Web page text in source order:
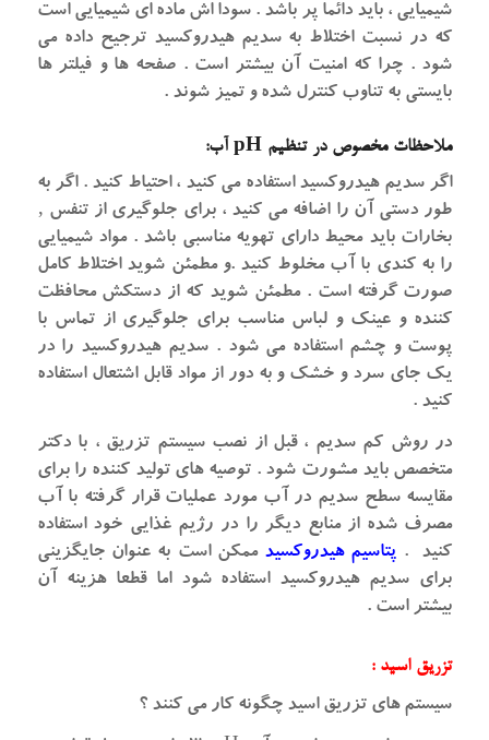
شیمیایی ، باید دائما پر باشد . سودا اش ماده ای شیمیایی است
که در نسبت اختلاط به سدیم هیدروکسید ترجیح داده می
شود . چرا که امنیت آن بیشتر است . صفحه ها و فیلتر ها
بایستی به تناوب کنترل شده و تمیز شوند .
ملاحظات مخصوص در تنظیم pH آب:
اگر سدیم هیدروکسید استفاده می کنید ، احتیاط کنید . اگر به
طور دستی آن را اضافه می کنید ، برای جلوگیری از تنفس ‚
بخارات باید محیط دارای تهویه مناسبی باشد . مواد شیمیایی
را به کندی با آب مخلوط کنید .و مطمئن شوید اختلاط کامل
صورت گرفته است . مطمئن شوید که از دستکش محافظت
کننده و عینک و لباس مناسب برای جلوگیری از تماس با
پوست و چشم استفاده می شود . سدیم هیدروکسید را در
یک جای سرد و خشک و به دور از مواد قابل اشتعال استفاده
کنید .
در روش کم سدیم ، قبل از نصب سیستم تزریق ، با دکتر
متخصص باید مشورت شود . توصیه های تولید کننده را برای
مقایسه سطح سدیم در آب مورد عملیات قرار گرفته با آب
مصرف شده از منابع دیگر را در رژیم غذایی خود استفاده
کنید . پتاسیم هیدروکسید ممکن است به عنوان جایگزینی
برای سدیم هیدروکسید استفاده شود اما قطعا هزینه آن
بیشتر است .
تزریق اسید :
سیستم های تزریق اسید چگونه کار می کنند ؟